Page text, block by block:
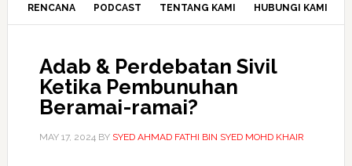
RENCANA PODCAST TENTANG KAMI HUBUNGI KAMI
Adab & Perdebatan Sivil
Ketika Pembunuhan
Beramai-ramai?
MAY 17, 2024BY SYED AHMAD FATHI BIN SYED MOHD KHAIR